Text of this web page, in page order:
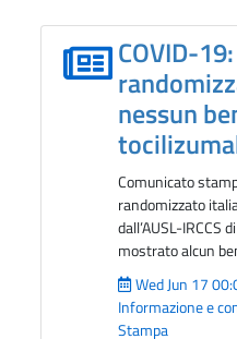
COVID-
nessun
Comunicato
randomizzato
dall’AUSL-IRCCS
mostrato alcun
Wed Jun 17
Informazione e
Stampa